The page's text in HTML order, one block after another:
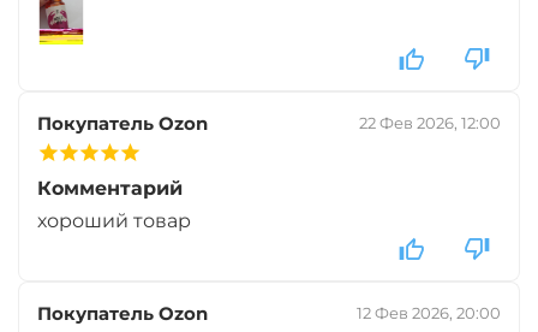
Покупатель Ozon 22 Фев 2026, 12:00
Комментарий
хороший товар
Покупатель Ozon 12 Фев 2026, 20:00